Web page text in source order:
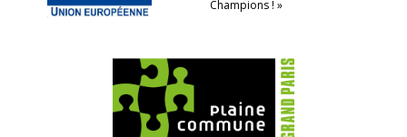
Champions ! »